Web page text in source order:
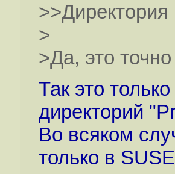
>
>Да, это
Так это
директорий
Во всяком
только в